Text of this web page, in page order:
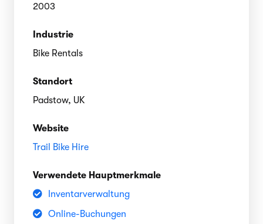
2003
Industrie
Bike Rentals
Standort
Padstow, UK
Website
Trail Bike Hire
Verwendete Hauptmerkmale
Inventarverwaltung
Online-Buchungen